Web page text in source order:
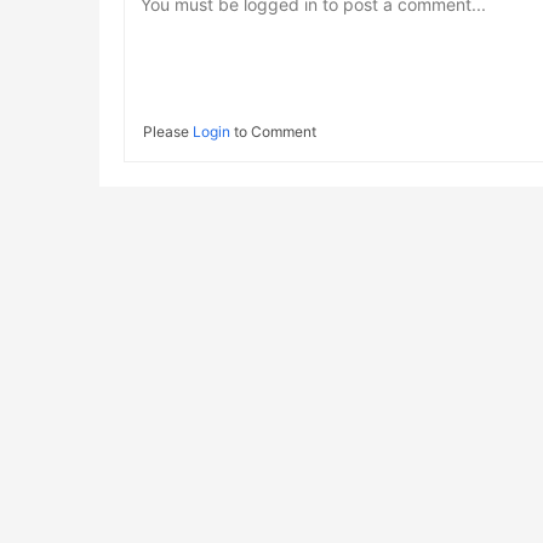
You must be logged in to post a comment...
Please Login to Comment